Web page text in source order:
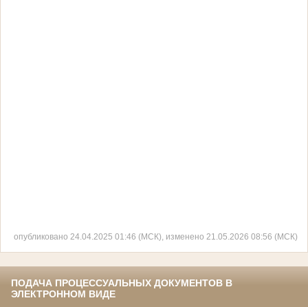
опубликовано 24.04.2025 01:46 (МСК), изменено 21.05.2026 08:56 (МСК)
ПОДАЧА ПРОЦЕССУАЛЬНЫХ ДОКУМЕНТОВ В
ЭЛЕКТРОННОМ ВИДЕ